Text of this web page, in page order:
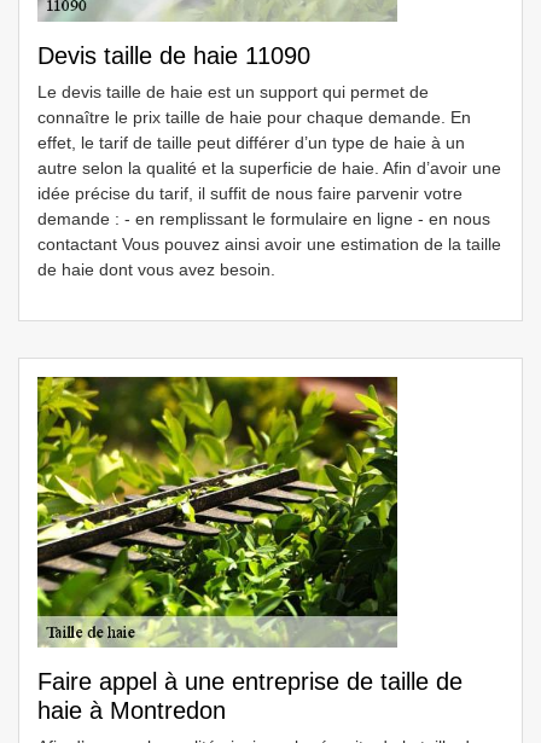
Devis taille de haie 11090
Le devis taille de haie est un support qui permet de
connaître le prix taille de haie pour chaque demande. En
effet, le tarif de taille peut différer d’un type de haie à un
autre selon la qualité et la superficie de haie. Afin d’avoir une
idée précise du tarif, il suffit de nous faire parvenir votre
demande : - en remplissant le formulaire en ligne - en nous
contactant Vous pouvez ainsi avoir une estimation de la taille
de haie dont vous avez besoin.
Faire appel à une entreprise de taille de
haie à Montredon